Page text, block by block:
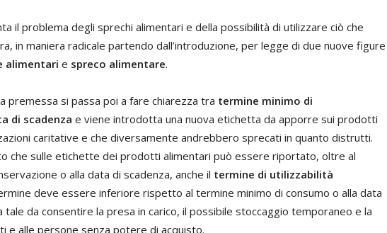
il problema degli sprechi alimentari e della possibilità di utilizzare ciò che
in maniera radicale partendo dall’introduzione, per legge di due nuove figure
alimentari e spreco alimentare.
premessa si passa poi a fare chiarezza tra termine minimo di
di scadenza e viene introdotta una nuova etichetta da apporre sui prodotti
caritative e che diversamente andrebbero sprecati in quanto distrutti.
che sulle etichette dei prodotti alimentari può essere riportato, oltre al
o alla data di scadenza, anche il termine di utilizzabilità
deve essere inferiore rispetto al termine minimo di consumo o alla data
tale da consentire la presa in carico, il possibile stoccaggio temporaneo e la
e alle persone senza potere di acquisto.